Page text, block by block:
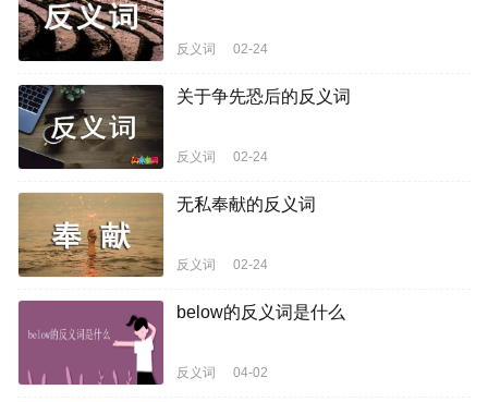
反义词 02-24
关于争先恐后的反义词
反义词 02-24
无私奉献的反义词
反义词 02-24
below的反义词是什么
反义词 04-02